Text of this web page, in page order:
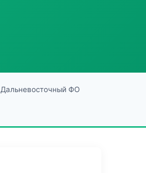
Дальневосточный ФО